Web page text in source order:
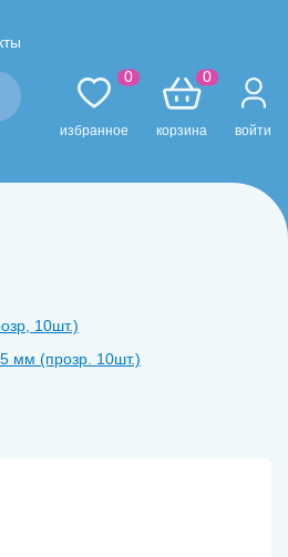
избранное
0
корзина
0
войти
10шт.)
мм (прозр. 10шт.)